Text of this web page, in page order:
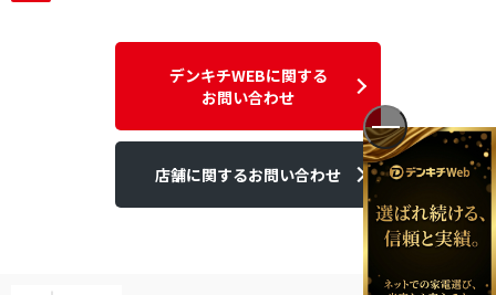
デンキチWEBに関する
お問い合わせ
店舗に関するお問い合わせ